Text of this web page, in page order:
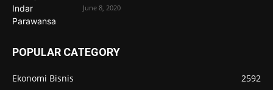
June 8, 2020
POPULAR CATEGORY
Ekonomi Bisnis
2592